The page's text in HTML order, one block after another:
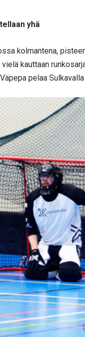
yhä
kolmantena,
kauttaan
pelaa